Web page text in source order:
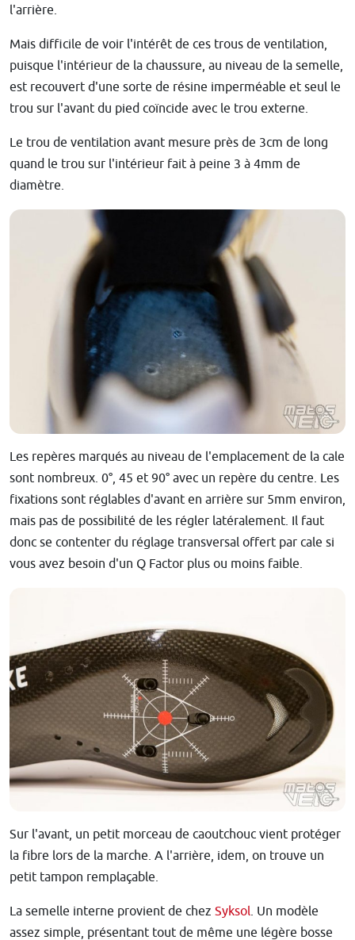
l'arrière.
Mais difficile de voir l'intérêt de ces trous de ventilation,
puisque l'intérieur de la chaussure, au niveau de la semelle,
est recouvert d'une sorte de résine imperméable et seul le
trou sur l'avant du pied coïncide avec le trou externe.
Le trou de ventilation avant mesure près de 3cm de long
quand le trou sur l'intérieur fait à peine 3 à 4mm de
diamètre.
Les repères marqués au niveau de l'emplacement de la cale
sont nombreux. 0°, 45 et 90° avec un repère du centre. Les
fixations sont réglables d'avant en arrière sur 5mm environ,
mais pas de possibilité de les régler latéralement. Il faut
donc se contenter du réglage transversal offert par cale si
vous avez besoin d'un Q Factor plus ou moins faible.
Sur l'avant, un petit morceau de caoutchouc vient protéger
la fibre lors de la marche. A l'arrière, idem, on trouve un
petit tampon remplaçable.
La semelle interne provient de chez Syksol. Un modèle
assez simple, présentant tout de même une légère bosse